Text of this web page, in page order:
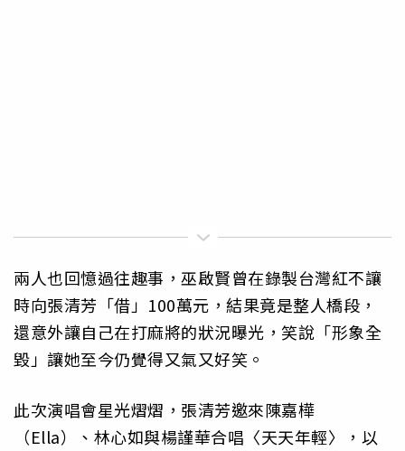
兩人也回憶過往趣事，巫啟賢曾在錄製台灣紅不讓
時向張清芳「借」100萬元，結果竟是整人橋段，
還意外讓自己在打麻將的狀況曝光，笑說「形象全
毀」讓她至今仍覺得又氣又好笑。
此次演唱會星光熠熠，張清芳邀來陳嘉樺
（Ella）、林心如與楊謹華合唱〈天天年輕〉，以